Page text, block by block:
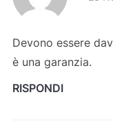
Devono essere
è una garanzia.
RISPONDI